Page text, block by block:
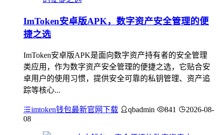
ImToken安卓版APK，数字资产安全管理的便
捷之选
ImToken安卓版APK是面向数字资产持有者的安全管理
类应用，作为数字资产安全管理的便捷之选，它贴合安
卓用户的使用习惯，提供安全可靠的私钥管理、资产追
踪等核心...
imtoken钱包最新官网下载 qbadmin 841
2026-08-
08